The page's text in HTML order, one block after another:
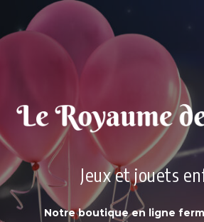
Jeux et jouets
Notre boutique en ligne